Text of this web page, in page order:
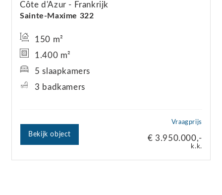
Sainte-Maxime 322
Côte d'Azur Frankrijk
Vraagprijs
€ 3.950.000,-
k.k.
150 m²
1.400 m²
5 slaapkamers
3 badkamers
Bekijk object